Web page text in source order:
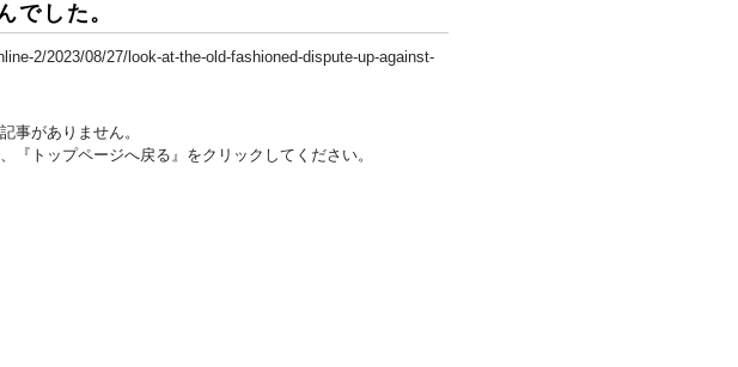
でした。
2/2023/08/27/look-at-the-old-fashioned-dispute-up-against-
事がありません。
『トップページへ戻る』をクリックしてください。